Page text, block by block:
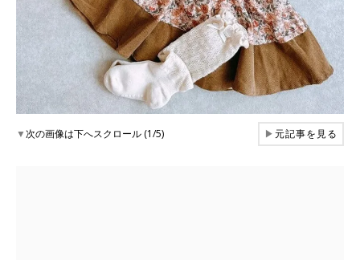
▼次の画像は下へスクロール (1/5) ▶元記事を見る